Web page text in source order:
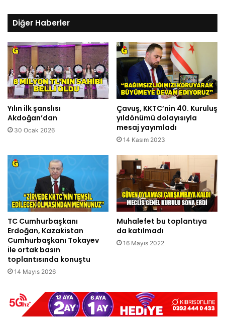
Diğer Haberler
Yılın ilk şanslısı
Akdoğan’dan
30 Ocak 2026
Çavuş, KKTC’nin 40. Kuruluş
yıldönümü dolayısıyla
mesaj yayımladı
14 Kasım 2023
TC Cumhurbaşkanı
Erdoğan, Kazakistan
Cumhurbaşkanı Tokayev
ile ortak basın
toplantısında konuştu
14 Mayıs 2026
Muhalefet bu toplantıya
da katılmadı
16 Mayıs 2022